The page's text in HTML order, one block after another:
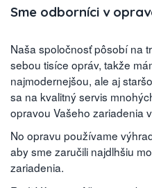
Sme odborníci v
Naša spoločnosť pôsobí na
sebou tisíce opráv, takže
najmodernejšou, ale aj
sa na kvalitný servis
opravou Vašeho zariadenia
No opravu používame
aby sme zaručili najdlhšiu
zariadenia.